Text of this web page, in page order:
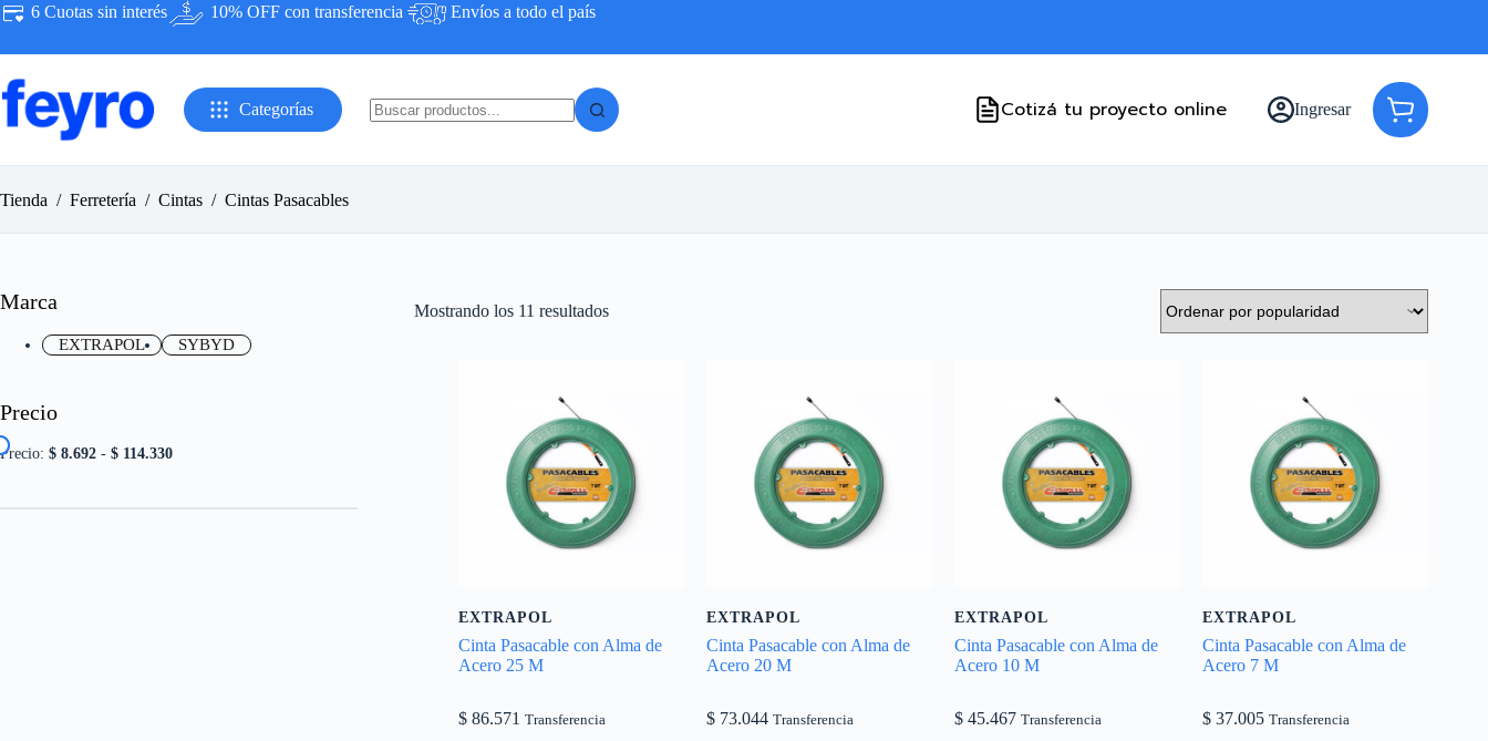
Saltar
al
6 Cuotas sin interés 10% OFF con transferencia Envíos a todo el país
Categorías
Cotizá tu proyecto online Ingresar
Carro
de
Tienda / Ferretería / Cintas / Cintas Pasacables
Mostrando los 11 resultadosOrdenado
EXTRAPOL
Cinta Pasacable con Alma de
Acero 25 M
$ 86.571 Transferencia
EXTRAPOL
Cinta Pasacable con Alma de
Acero 20 M
$ 73.044 Transferencia
EXTRAPOL
Cinta Pasacable con Alma de
Acero 10 M
$ 45.467 Transferencia
EXTRAPOL
Cinta Pasacable con Alma de
Acero 7 M
$ 37.005 Transferencia
Marca
EXTRAPOL SYBYD
Precio
Precio: $ 8.692 - $ 114.330